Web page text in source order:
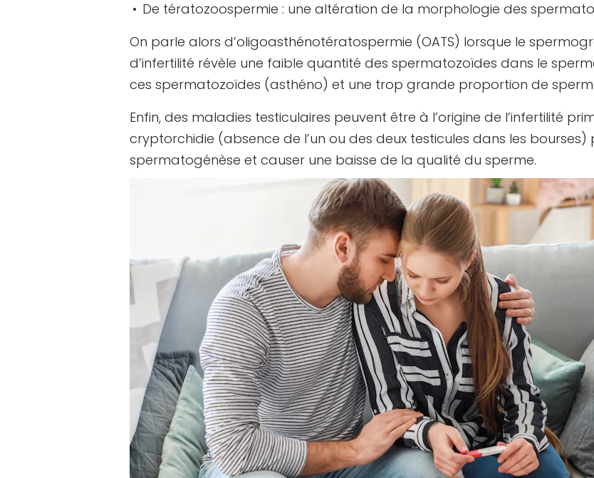
De tératozoospermie : une altération de la morphologie des
On parle alors d’oligoasthénotératospermie (OATS) lorsque le
d’infertilité révèle une faible quantité des spermatozoïdes dans le
ces spermatozoïdes (asthéno) et une trop grande proportion de
Enfin, des maladies testiculaires peuvent être à l’origine de l’infertilité
cryptorchidie (absence de l’un ou des deux testicules dans les
spermatogénèse et causer une baisse de la qualité du sperme.